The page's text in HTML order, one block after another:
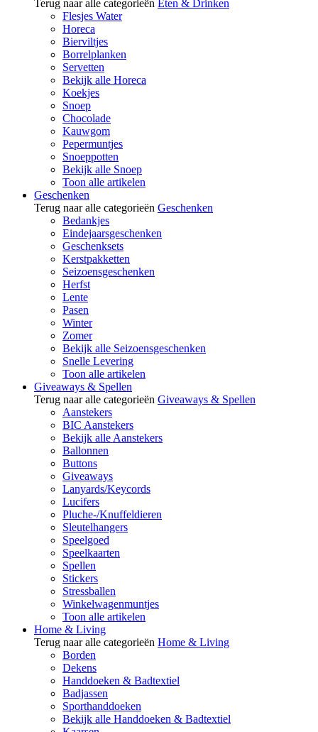
Terug naar alle categorieën Eten & Drinken
Flesjes Water
Horeca
Bierviltjes
Borrelplanken
Servetten
Bekijk alle Horeca
Koekjes
Snoep
Chocolade
Kauwgom
Pepermuntjes
Snoeppotten
Bekijk alle Snoep
Toon alle artikelen
Geschenken
Terug naar alle categorieën Geschenken
Bedankjes
Eindejaarsgeschenken
Geschenksets
Kerstpakketten
Seizoensgeschenken
Herfst
Lente
Pasen
Winter
Zomer
Bekijk alle Seizoensgeschenken
Snelle Levering
Toon alle artikelen
Giveaways & Spellen
Terug naar alle categorieën Giveaways & Spellen
Aanstekers
BIC Aanstekers
Bekijk alle Aanstekers
Ballonnen
Buttons
Giveaways
Lanyards/Keycords
Lucifers
Pluche-/Knuffeldieren
Sleutelhangers
Speelgoed
Speelkaarten
Spellen
Stickers
Stressballen
Winkelwagenmuntjes
Toon alle artikelen
Home & Living
Terug naar alle categorieën Home & Living
Borden
Dekens
Handdoeken & Badtextiel
Badjassen
Sporthanddoeken
Bekijk alle Handdoeken & Badtextiel